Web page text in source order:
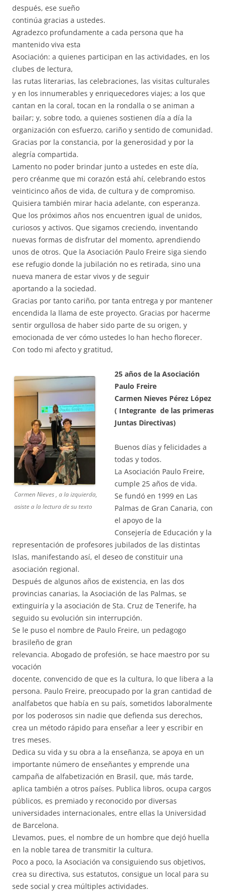
después, ese sueño
continúa gracias a ustedes.
Agradezco profundamente a cada persona que ha
mantenido viva esta
Asociación: a quienes participan en las actividades, en los
clubes de lectura,
las rutas literarias, las celebraciones, las visitas culturales
y en los innumerables y enriquecedores viajes; a los que
cantan en la coral, tocan en la rondalla o se animan a
bailar; y, sobre todo, a quienes sostienen día a día la
organización con esfuerzo, cariño y sentido de comunidad.
Gracias por la constancia, por la generosidad y por la
alegría compartida.
Lamento no poder brindar junto a ustedes en este día,
pero créanme que mi corazón está ahí, celebrando estos
veinticinco años de vida, de cultura y de compromiso.
Quisiera también mirar hacia adelante, con esperanza.
Que los próximos años nos encuentren igual de unidos,
curiosos y activos. Que sigamos creciendo, inventando
nuevas formas de disfrutar del momento, aprendiendo
unos de otros. Que la Asociación Paulo Freire siga siendo
ese refugio donde la jubilación no es retirada, sino una
nueva manera de estar vivos y de seguir
aportando a la sociedad.
Gracias por tanto cariño, por tanta entrega y por mantener
encendida la llama de este proyecto. Gracias por hacerme
sentir orgullosa de haber sido parte de su origen, y
emocionada de ver cómo ustedes lo han hecho florecer.
Con todo mi afecto y gratitud,
Carmen Nieves , a la izquierda,
asiste a la lectura de su texto
25 años de la Asociación
Paulo Freire
Carmen Nieves Pérez López
( Integrante de las primeras
Juntas Directivas)
Buenos días y felicidades a
todas y todos.
La Asociación Paulo Freire,
cumple 25 años de vida.
Se fundó en 1999 en Las
Palmas de Gran Canaria, con
el apoyo de la
Consejería de Educación y la
representación de profesores jubilados de las distintas
Islas, manifestando así, el deseo de constituir una
asociación regional.
Después de algunos años de existencia, en las dos
provincias canarias, la Asociación de las Palmas, se
extinguiría y la asociación de Sta. Cruz de Tenerife, ha
seguido su evolución sin interrupción.
Se le puso el nombre de Paulo Freire, un pedagogo
brasileño de gran
relevancia. Abogado de profesión, se hace maestro por su
vocación
docente, convencido de que es la cultura, lo que libera a la
persona. Paulo Freire, preocupado por la gran cantidad de
analfabetos que había en su país, sometidos laboralmente
por los poderosos sin nadie que defienda sus derechos,
crea un método rápido para enseñar a leer y escribir en
tres meses.
Dedica su vida y su obra a la enseñanza, se apoya en un
importante número de enseñantes y emprende una
campaña de alfabetización en Brasil, que, más tarde,
aplica también a otros países. Publica libros, ocupa cargos
públicos, es premiado y reconocido por diversas
universidades internacionales, entre ellas la Universidad
de Barcelona.
Llevamos, pues, el nombre de un hombre que dejó huella
en la noble tarea de transmitir la cultura.
Poco a poco, la Asociación va consiguiendo sus objetivos,
crea su directiva, sus estatutos, consigue un local para su
sede social y crea múltiples actividades.